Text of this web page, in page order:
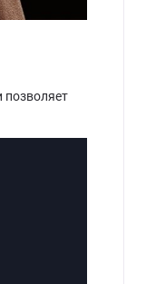
позволяет